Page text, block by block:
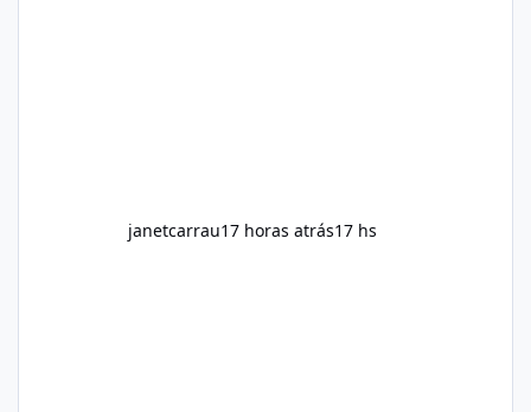
janetcarrau17 horas atrás17 hs